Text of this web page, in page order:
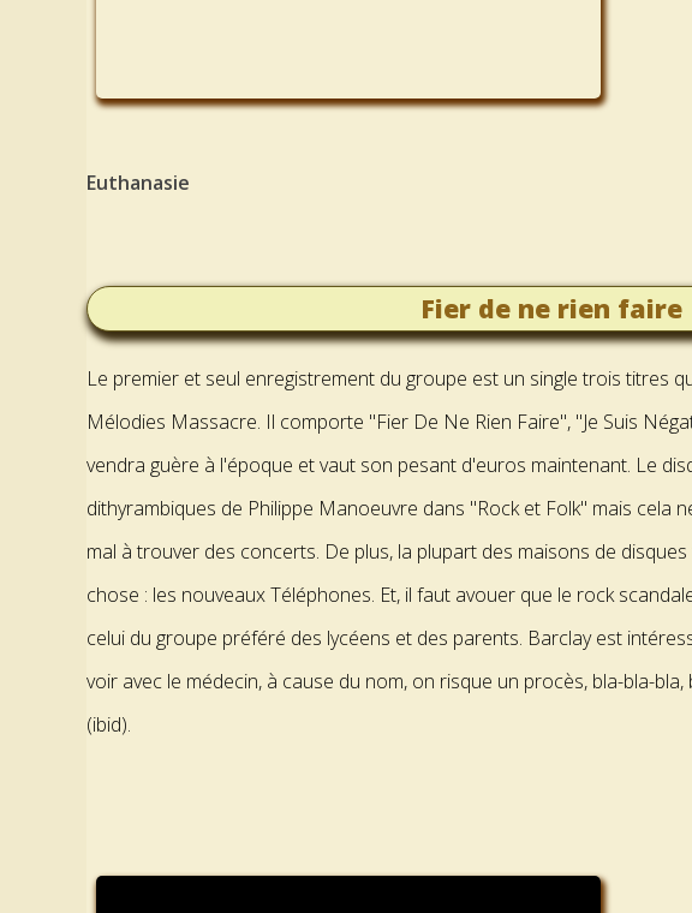
Euthanasie
Fier de ne rien faire
Le premier et seul enregistrement du groupe est un single trois titres
Mélodies Massacre. Il comporte "Fier De Ne Rien Faire", "Je Suis
vendra guère à l'époque et vaut son pesant d'euros maintenant. Le
dithyrambiques de Philippe Manoeuvre dans "Rock et Folk" mais cela
mal à trouver des concerts. De plus, la plupart des maisons de
chose : les nouveaux Téléphones. Et, il faut avouer que le rock
celui du groupe préféré des lycéens et des parents. Barclay est
voir avec le médecin, à cause du nom, on risque un procès, bla-bla-
(ibid).